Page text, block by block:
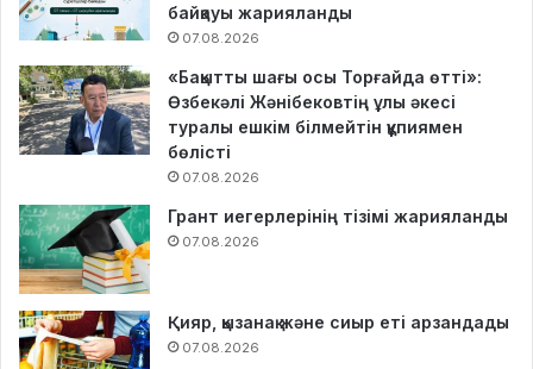
байқауы жарияланды
07.08.2026
«Бақытты шағы осы Торғайда өтті»:
Өзбекәлі Жәнібековтің ұлы әкесі
туралы ешкім білмейтін құпиямен
бөлісті
07.08.2026
Грант иегерлерінің тізімі жарияланды
07.08.2026
Қияр, қызанақ және сиыр еті арзандады
07.08.2026